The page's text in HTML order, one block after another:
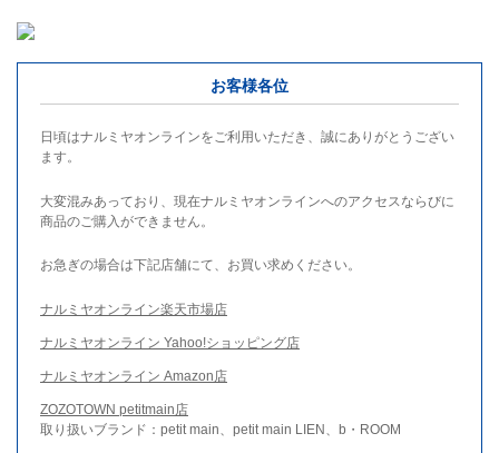
お客様各位
日頃はナルミヤオンラインをご利用いただき、誠にありがとうござい
ます。
大変混みあっており、現在ナルミヤオンラインへのアクセスならびに
商品のご購入ができません。
お急ぎの場合は下記店舗にて、お買い求めください。
ナルミヤオンライン楽天市場店
ナルミヤオンライン Yahoo!ショッピング店
ナルミヤオンライン Amazon店
ZOZOTOWN petitmain店
取り扱いブランド：petit main、petit main LIEN、b・ROOM